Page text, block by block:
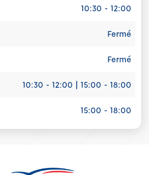
10:30 - 12:00
Fermé
Fermé
10:30 - 12:00 | 15:00 - 18:00
15:00 - 18:00